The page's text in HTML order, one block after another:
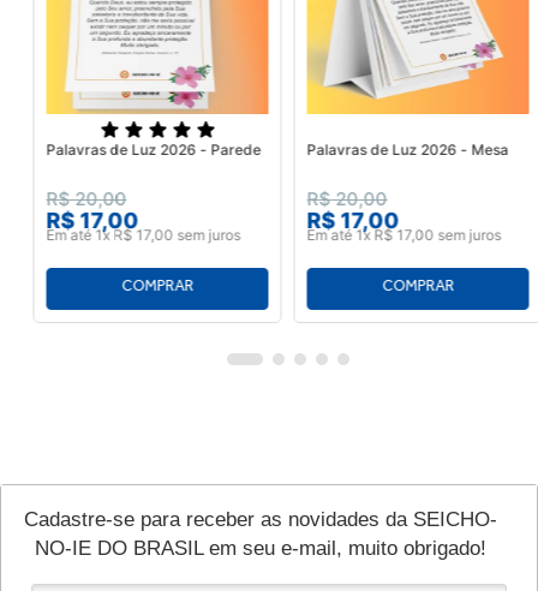
Palavras de Luz 2026 - Parede
R$ 20,00
R$ 17,00
Em até1xR$ 17, 00 sem juros
Palavras de Luz 2026 - Mesa
R$ 20,00
R$ 17,00
Em até1xR$ 17, 00 sem juros
Cadastre-se para receber as novidades da SEICHO-
NO-IE DO BRASIL em seu e-mail, muito obrigado!